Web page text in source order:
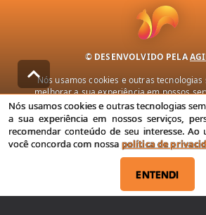
© DESENVOLVIDO PELA
Nós usamos cookies e outras
melhorar a sua experiência em nossos
publicidade e recomendar conteúdo de
nossos serviços, você concorda com nossa
termos de uso.
Política de Privacidade
Nós usamos cookies e outras tecnologias
a sua experiência em nossos serviços,
recomendar conteúdo de seu interesse. Ao
você concorda com nossa política de
ENTENDI